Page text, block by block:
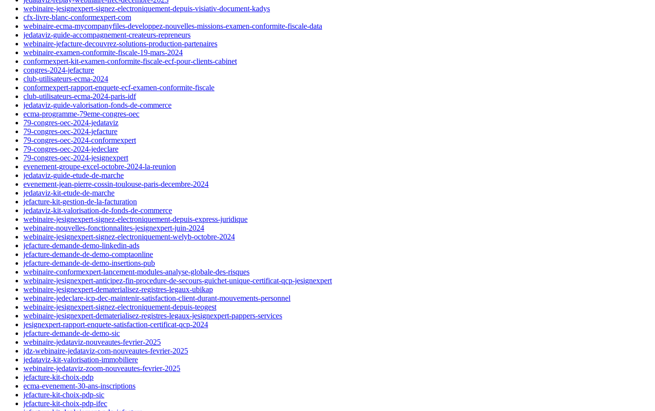
webinaire-jesignexpert-signez-electroniquement-depuis-visiativ-document-kadys
cfx-livre-blanc-conformexpert-com
webinaire-ecma-mycompanyfiles-developpez-nouvelles-missions-examen-conformite-fiscale-data
jedataviz-guide-accompagnement-createurs-repreneurs
webinaire-jefacture-decouvrez-solutions-production-partenaires
webinaire-examen-conformite-fiscale-19-mars-2024
conformexpert-kit-examen-conformite-fiscale-ecf-pour-clients-cabinet
congres-2024-jefacture
club-utilisateurs-ecma-2024
conformexpert-rapport-enquete-ecf-examen-conformite-fiscale
club-utilisateurs-ecma-2024-paris-idf
jedataviz-guide-valorisation-fonds-de-commerce
ecma-programme-79eme-congres-oec
79-congres-oec-2024-jedataviz
79-congres-oec-2024-jefacture
79-congres-oec-2024-conformexpert
79-congres-oec-2024-jedeclare
79-congres-oec-2024-jesignexpert
evenement-groupe-excel-octobre-2024-la-reunion
jedataviz-guide-etude-de-marche
evenement-jean-pierre-cossin-toulouse-paris-decembre-2024
jedataviz-kit-etude-de-marche
jefacture-kit-gestion-de-la-facturation
jedataviz-kit-valorisation-de-fonds-de-commerce
webinaire-jesignexpert-signez-electroniquement-depuis-express-juridique
webinaire-nouvelles-fonctionnalites-jesignexpert-juin-2024
webinaire-jesignexpert-signez-electroniquement-welyb-octobre-2024
jefacture-demande-demo-linkedin-ads
jefacture-demande-de-demo-comptaonline
jefacture-demande-de-demo-insertions-pub
webinaire-conformexpert-lancement-modules-analyse-globale-des-risques
webinaire-jesignexpert-anticipez-fin-procedure-de-secours-guichet-unique-certificat-qcp-jesignexpert
webinaire-jesignexpert-dematerialisez-registres-legaux-ubikap
webinaire-jedeclare-icp-dec-maintenir-satisfaction-client-durant-mouvements-personnel
webinaire-jesignexpert-signez-electroniquement-depuis-teogest
webinaire-jesignexpert-dematerialisez-registres-legaux-jesignexpert-pappers-services
jesignexpert-rapport-enquete-satisfaction-certificat-qcp-2024
jefacture-demande-de-demo-sic
webinaire-jedataviz-nouveautes-fevrier-2025
jdz-webinaire-jedataviz-com-nouveautes-fevrier-2025
jedataviz-kit-valorisation-immobiliere
webinaire-jedataviz-zoom-nouveautes-fevrier-2025
jefacture-kit-choix-pdp
ecma-evenement-30-ans-inscriptions
jefacture-kit-choix-pdp-sic
jefacture-kit-choix-pdp-ifec